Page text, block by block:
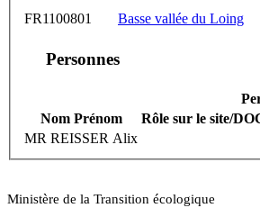
FR1100801
Basse vallée du Loing
Personnes
Nom Prénom
Rôle sur le site/
MR REISSER Alix
Ministère de la Transition écologique